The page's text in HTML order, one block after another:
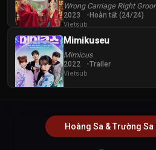
Wrong Carriage Right
2023 Hoàn tất (24/24)
Vietsub
Mimikuseu
Mimicus
2022 Trailer
Vietsub
Hoàng Sa & Trường